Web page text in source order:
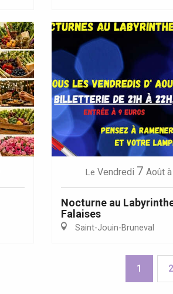
Le Vendredi 7 Août
Nocturne au
Falaises
Saint-Jouin-Bruneval
1 2